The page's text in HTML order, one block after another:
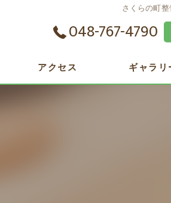
さくらの町
048-767-4790
アクセス ギャラリ